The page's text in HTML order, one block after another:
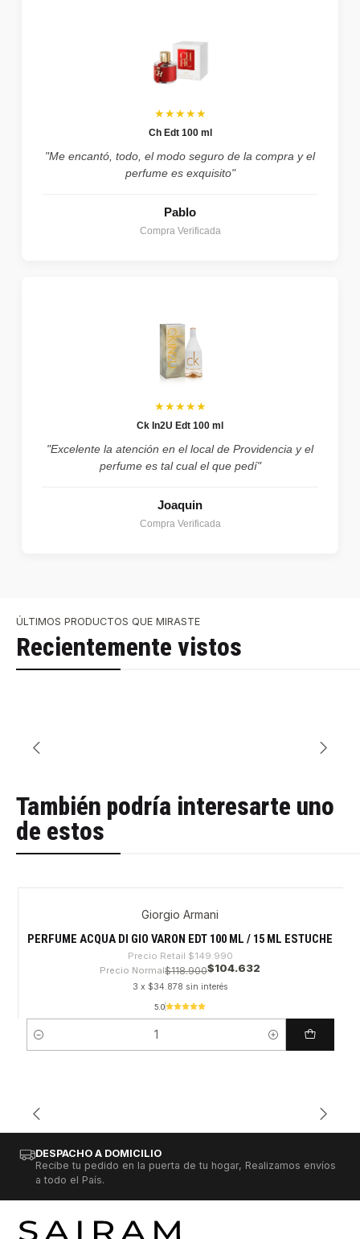
★★★★★
Ch Edt 100 ml
"Me encantó, todo, el modo seguro de la compra y el
perfume es exquisito"
Pablo
Compra Verificada
★★★★★
Ck In2U Edt 100 ml
"Excelente la atención en el local de Providencia y el
perfume es tal cual el que pedí"
Joaquin
Compra Verificada
ÚLTIMOS PRODUCTOS QUE MIRASTE
Recientemente vistos
También podría interesarte uno
de estos
Giorgio Armani
PERFUME ACQUA DI GIO VARON EDT 100 ML / 15 ML ESTUCHE
Precio Retail $149.990
Precio Normal$118.900$104.632
3 x $34.878 sin interés
5.0
Cantidad
DESPACHO A DOMICILIO
Recibe tu pedido en la puerta de tu hogar, Realizamos envíos
a todo el País.